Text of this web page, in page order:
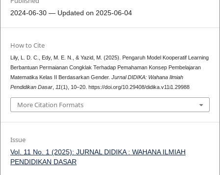
2024-06-30 — Updated on 2025-06-04
How to Cite
Lily, L. D. C., Edy, M. E. N., & Yazid, M. (2025). Pengaruh Model Kooperatif Learning
Berbantuan Permaianan Congklak Terhadap Pemahaman Konsep Pembelajaran
Matematika Kelas II Berdasarkan Gender. Jurnal DIDIKA: Wahana Ilmiah
Pendidikan Dasar, 11(1), 10–20. https://doi.org/10.29408/didika.v11i1.29988
More Citation Formats
Issue
Vol. 11 No. 1 (2025): JURNAL DIDIKA : WAHANA ILMIAH
PENDIDIKAN DASAR